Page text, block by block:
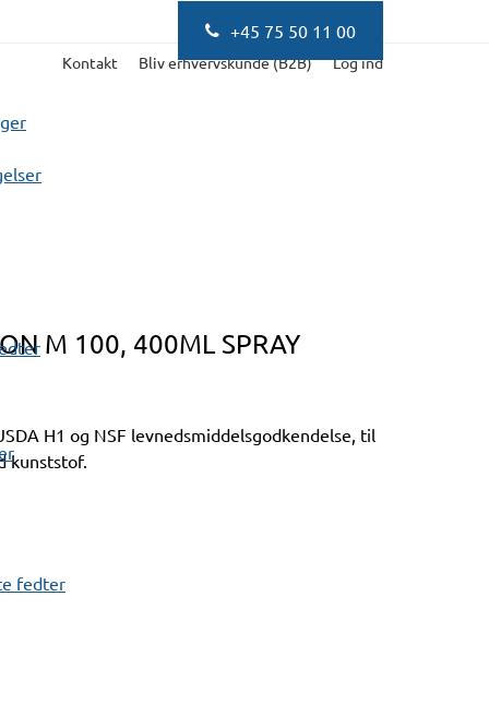
+45 75 50 11 00
Kontakt Bliv erhvervskunde (B2B) Log ind
fedter
M 100, 400ML SPRAY
H1 og NSF levnedsmiddelsgodkendelse, til
kunststof.